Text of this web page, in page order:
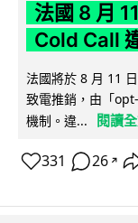
法國 8 月
Cold Call
法國將於 8 月 11
致電推銷，由「
機制。違...
閱讀
331 26 ↗